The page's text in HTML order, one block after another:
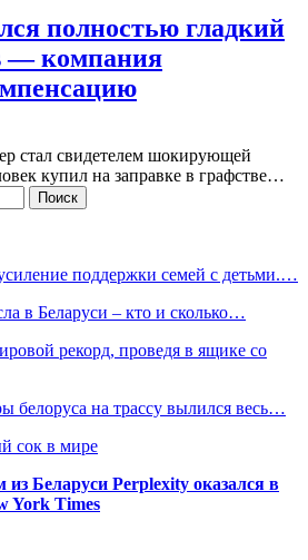
полностью гладкий
— компания
стал свидетелем шокирующей
купил на заправке в графстве…
поддержки семей с детьми.…
в Беларуси – кто и сколько…
рекорд, проведя в ящике со
белоруса на трассу вылился весь…
сок в мире
Беларуси Perplexity оказался в
York Times